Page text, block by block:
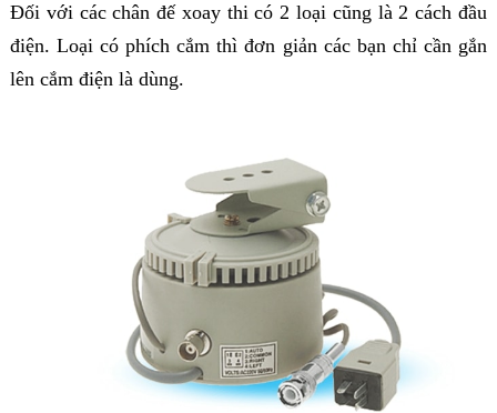
Đối với các chân đế xoay thi có 2 loại cũng là 2 cách đầu
điện. Loại có phích cắm thì đơn giản các bạn chỉ cần gắn
lên cắm điện là dùng.